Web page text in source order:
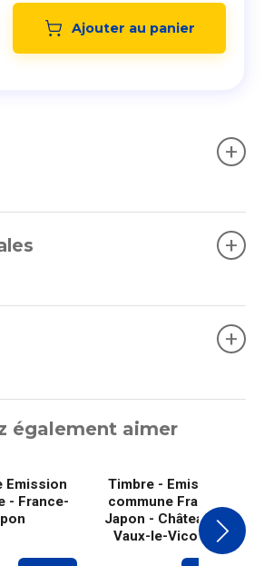
Ajouter au panier
+
+
+
également aimer
Emission
- France-
Timbre - Emission
commune France-
Japon - Château de
Vaux-le-Vicomte